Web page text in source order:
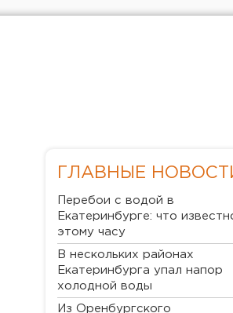
ГЛАВНЫЕ
Перебои с водой в
Екатеринбурге: что
этому часу
В нескольких районах
Екатеринбурга упал напор
холодной воды
Из Оренбургского